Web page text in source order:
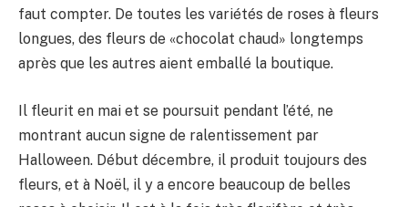
faut compter. De toutes les variétés de roses à fleurs
longues, des fleurs de «chocolat chaud» longtemps
après que les autres aient emballé la boutique.
Il fleurit en mai et se poursuit pendant l’été, ne
montrant aucun signe de ralentissement par
Halloween. Début décembre, il produit toujours des
fleurs, et à Noël, il y a encore beaucoup de belles